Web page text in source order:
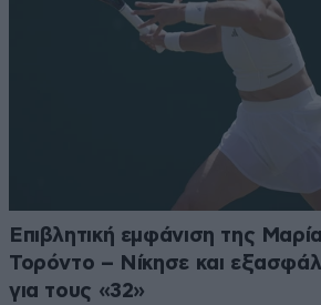
Επιβλητική εμφάνιση της
Τορόντο – Νίκησε και
για τους «32»